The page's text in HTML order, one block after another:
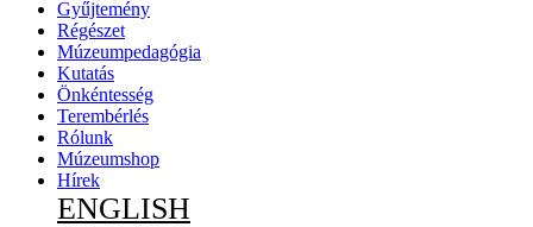
Gyűjtemény
Régészet
Múzeumpedagógia
Kutatás
Önkéntesség
Terembérlés
Rólunk
Múzeumshop
Hírek
ENGLISH